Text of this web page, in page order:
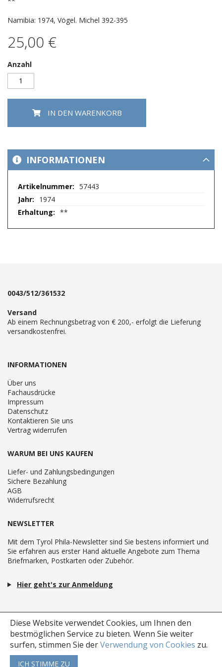
Diese Website verwendet Cookies, um Ihnen den
bestmöglichen Service zu bieten. Wenn Sie weiter
surfen, stimmen Sie derVerwendung von Cookies zu.
ICH STIMME ZU
Namibia: 1974, Vögel. Michel 392-395
25,00 €
Anzahl
IN DEN WARENKORB
INFORMATIONEN
Mehr
57443
1974
**
0043/512/361532
Versand
Ab einem Rechnungsbetrag von € 200,- erfolgt die Lieferung
versandkostenfrei.
INFORMATIONEN
Über uns
Fachausdrücke
Impressum
Datenschutz
Kontaktieren Sie uns
Vertrag widerrufen
WARUM BEI UNS KAUFEN
Liefer- und Zahlungsbedingungen
Sichere Bezahlung
AGB
Widerrufsrecht
NEWSLETTER
Mit dem Tyrol Phila-Newsletter sind Sie bestens informiert und
Sie erfahren aus erster Hand aktuelle Angebote zum Thema
Briefmarken, Postkarten oder Zubehör.
Hier geht's zur Anmeldung
Copyright